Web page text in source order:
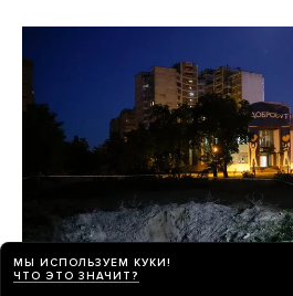
МЫ ИСПОЛЬЗУЕМ КУКИ!
ЧТО ЭТО ЗНАЧИТ?